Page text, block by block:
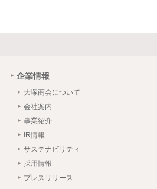
企業情報
大塚商会について
会社案内
事業紹介
IR情報
サステナビリティ
採用情報
プレスリリース